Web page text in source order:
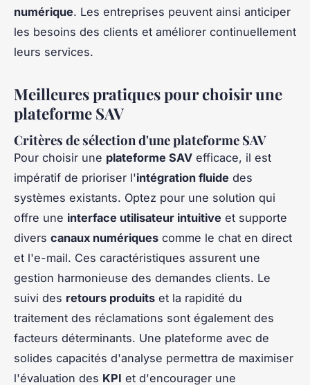
numérique. Les entreprises peuvent ainsi anticiper
les besoins des clients et améliorer continuellement
leurs services.
Meilleures pratiques pour choisir une
plateforme SAV
Critères de sélection d'une plateforme SAV
Pour choisir une plateforme SAV efficace, il est
impératif de prioriser l'intégration fluide des
systèmes existants. Optez pour une solution qui
offre une interface utilisateur intuitive et supporte
divers canaux numériques comme le chat en direct
et l'e-mail. Ces caractéristiques assurent une
gestion harmonieuse des demandes clients. Le
suivi des retours produits et la rapidité du
traitement des réclamations sont également des
facteurs déterminants. Une plateforme avec de
solides capacités d'analyse permettra de maximiser
l'évaluation des KPI et d'encourager une